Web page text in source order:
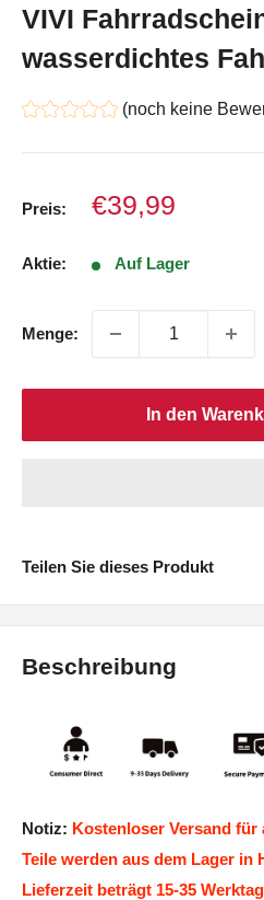
VIVI
wasserdichtes
(noch keine
Preis: Verkaufspreis
€39,99
Aktie: Auf Lager
Menge:
In den
Teilen Sie dieses Produkt
Beschreibung
Notiz: Kostenloser Versand
Teile werden aus dem Lager in
Lieferzeit beträgt 15-35